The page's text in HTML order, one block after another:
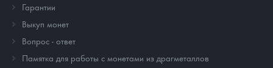
Гарантии
Выкуп монет
Вопрос - ответ
Памятка для работы с монетами из драгметаллов